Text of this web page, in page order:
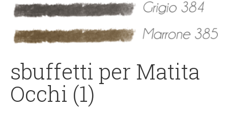
sbuffetti per Matita
Occhi (1)